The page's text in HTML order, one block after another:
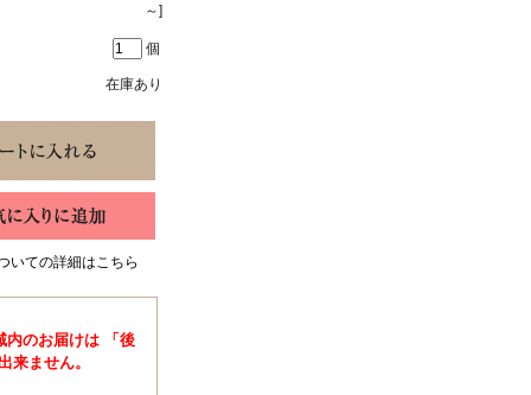
～]
個
在庫あり
いての詳細はこちら
内のお届けは 「後
来ません。